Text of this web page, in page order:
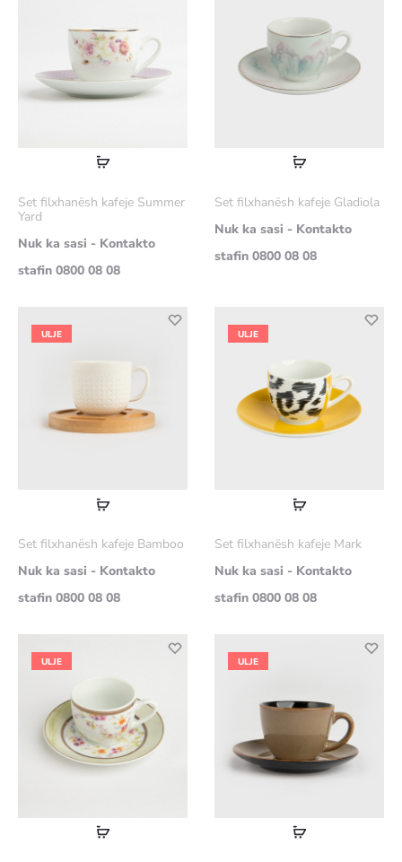
Lexoni
shumë
Set filxhanësh kafeje Summer
Yard
Nuk ka sasi - Kontakto
stafin 0800 08 08
Lexoni
shumë
Set filxhanësh kafeje Gladiola
Nuk ka sasi - Kontakto
stafin 0800 08 08
ULJE
Lexoni
shumë
Set filxhanësh kafeje Bamboo
Nuk ka sasi - Kontakto
stafin 0800 08 08
ULJE
Lexoni
shumë
Set filxhanësh kafeje Mark
Nuk ka sasi - Kontakto
stafin 0800 08 08
ULJE
Lexoni
ULJE
Lexoni